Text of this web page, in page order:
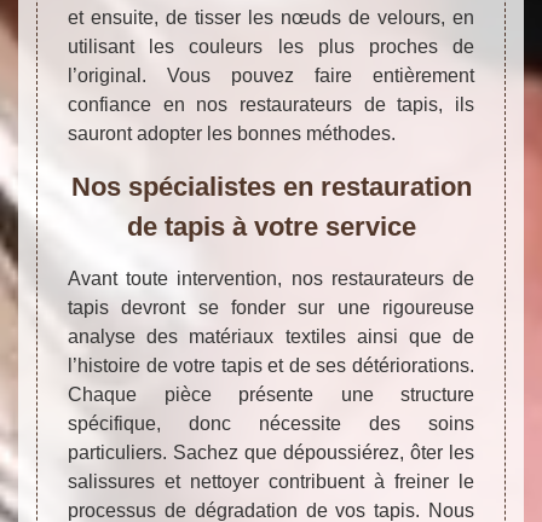
et ensuite, de tisser les nœuds de velours, en
utilisant les couleurs les plus proches de
l’original. Vous pouvez faire entièrement
confiance en nos restaurateurs de tapis, ils
sauront adopter les bonnes méthodes.
Nos spécialistes en restauration
de tapis à votre service
Avant toute intervention, nos restaurateurs de
tapis devront se fonder sur une rigoureuse
analyse des matériaux textiles ainsi que de
l’histoire de votre tapis et de ses détériorations.
Chaque pièce présente une structure
spécifique, donc nécessite des soins
particuliers. Sachez que dépoussiérez, ôter les
salissures et nettoyer contribuent à freiner le
processus de dégradation de vos tapis. Nous